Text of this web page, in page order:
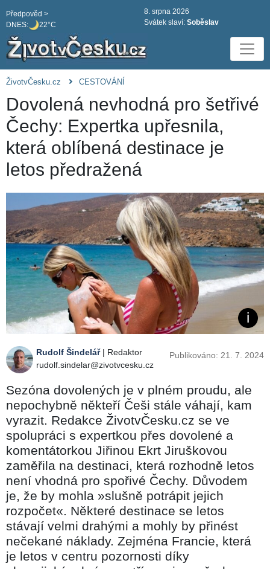
DNES: 22°C
Předpověd >
8. srpna 2026
Svátek slaví: Soběslav
ŽivotvČesku.cz CESTOVÁNÍ
Dovolená nevhodná pro šetřivé
Čechy: Expertka upřesnila,
která oblíbená destinace je
letos předražená
Rudolf Šindelář| Redaktor
rudolf.sindelar@zivotvcesku.cz
Publikováno: 21. 7. 2024
Sezóna dovolených je v plném proudu, ale
nepochybně někteří Češi stále váhají, kam
vyrazit. Redakce ŽivotvČesku.cz se ve
spolupráci s expertkou přes dovolené a
komentátorkou Jiřinou Ekrt Jiruškovou
zaměřila na destinaci, která rozhodně letos
není vhodná pro spořivé Čechy. Důvodem
je, že by mohla »slušně potrápit jejich
rozpočet«. Některé destinace se letos
stávají velmi drahými a mohly by přinést
nečekané náklady. Zejména Francie, která
je letos v centru pozornosti díky